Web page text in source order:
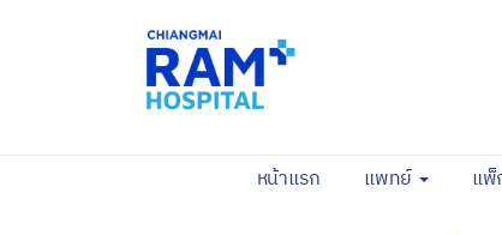
หน้าแรก (current)
แพทย์ แพ็